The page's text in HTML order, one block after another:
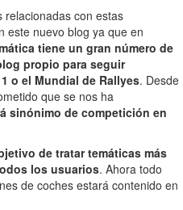
relacionadas con estas
este nuevo blog ya que en
tiene un gran número de
propio para seguir
o el Mundial de Rallyes. Desde
que se nos ha
sinónimo de competición en
de tratar temáticas más
los usuarios. Ahora todo
de coches estará contenido en